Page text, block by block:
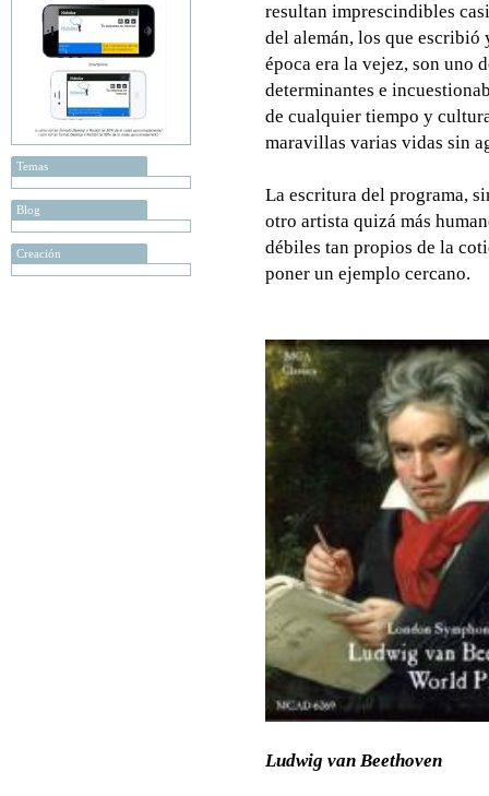
Temas
Blog
Creación
resultan imprescindibles
del alemán, los que escribió
época era la vejez, son uno
determinantes e
de cualquier tiempo y
maravillas varias vidas sin
La escritura del programa,
otro artista quizá más
débiles tan propios de la
poner un ejemplo cercano.
Ludwig van Beethoven